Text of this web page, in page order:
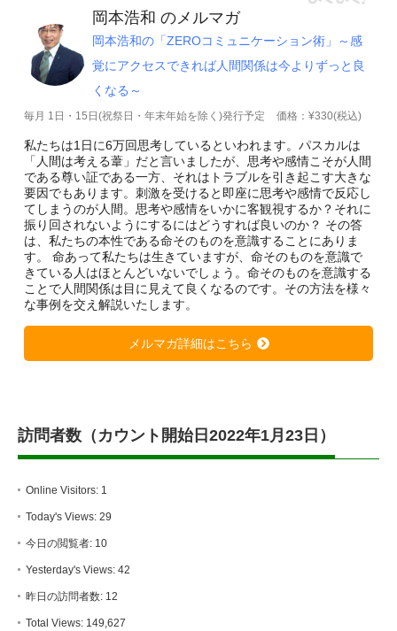
岡本浩和 のメルマガ
岡本浩和の「ZEROコミュニケーション術」～感
覚にアクセスできれば人間関係は今よりずっと良
くなる～
毎月 1日・15日(祝祭日・年末年始を除く)発行予定 価格：¥330(税込)
私たちは1日に6万回思考しているといわれます。パスカルは
「人間は考える葦」だと言いましたが、思考や感情こそが人間
である尊い証である一方、それはトラブルを引き起こす大きな
要因でもあります。刺激を受けると即座に思考や感情で反応し
てしまうのが人間。思考や感情をいかに客観視するか？それに
振り回されないようにするにはどうすれば良いのか？ その答
は、私たちの本性である命そのものを意識することにありま
す。 命あって私たちは生きていますが、命そのものを意識で
きている人はほとんどいないでしょう。命そのものを意識する
ことで人間関係は目に見えて良くなるのです。その方法を様々
な事例を交え解説いたします。
メルマガ詳細はこちら
訪問者数（カウント開始日2022年1月23日）
Online Visitors: 1
Today's Views: 29
今日の閲覧者: 10
Yesterday's Views: 42
昨日の訪問者数: 12
Total Views: 149,627